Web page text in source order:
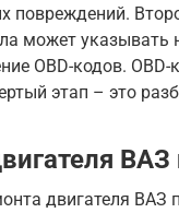
повреждений.
может указывать
OBD-кодов.
этап – это
ВАЗ
двигателя ВАЗ